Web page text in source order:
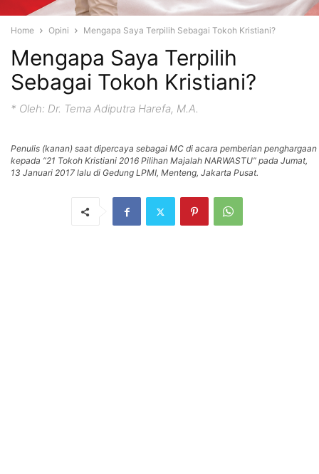
Home Opini Mengapa Saya Terpilih Sebagai Tokoh Kristiani?
Mengapa Saya Terpilih
Sebagai Tokoh Kristiani?
* Oleh: Dr. Tema Adiputra Harefa, M.A.
Penulis (kanan) saat dipercaya sebagai MC di acara pemberian penghargaan
kepada “21 Tokoh Kristiani 2016 Pilihan Majalah NARWASTU” pada Jumat,
13 Januari 2017 lalu di Gedung LPMI, Menteng, Jakarta Pusat.